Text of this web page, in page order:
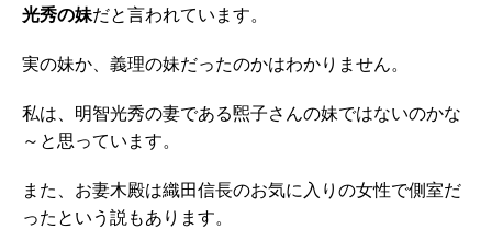
光秀の妹だと言われています。
実の妹か、義理の妹だったのかはわかりません。
私は、明智光秀の妻である煕子さんの妹ではないのかな
～と思っています。
また、お妻木殿は織田信長のお気に入りの女性で側室だ
ったという説もあります。